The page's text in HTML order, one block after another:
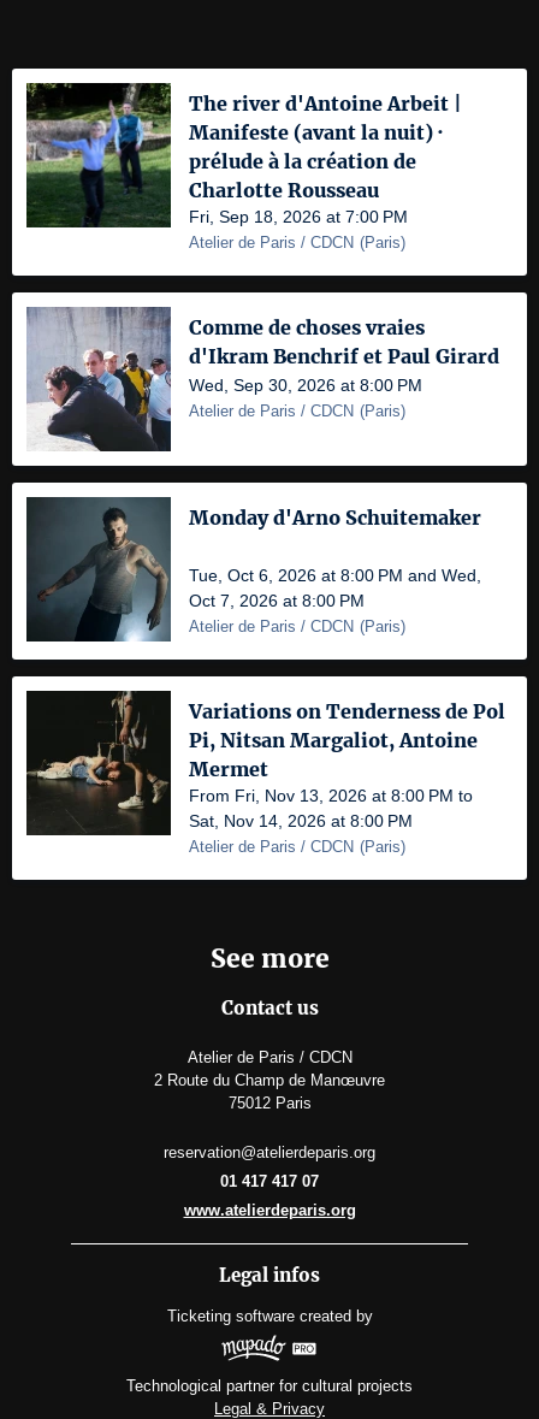
The river d'Antoine Arbeit |
Manifeste (avant la nuit) ·
prélude à la création de
Charlotte Rousseau
Fri, Sep 18, 2026 at 7:00 PM
Atelier de Paris / CDCN (Paris)
Comme de choses vraies
d'Ikram Benchrif et Paul Girard
Wed, Sep 30, 2026 at 8:00 PM
Atelier de Paris / CDCN (Paris)
Monday d'Arno Schuitemaker
Tue, Oct 6, 2026 at 8:00 PM and Wed,
Oct 7, 2026 at 8:00 PM
Atelier de Paris / CDCN (Paris)
Variations on Tenderness de Pol
Pi, Nitsan Margaliot, Antoine
Mermet
From Fri, Nov 13, 2026 at 8:00 PM to
Sat, Nov 14, 2026 at 8:00 PM
Atelier de Paris / CDCN (Paris)
See more
Contact us
Atelier de Paris / CDCN
2 Route du Champ de Manœuvre
75012 Paris
reservation@atelierdeparis.org
01 417 417 07
www.atelierdeparis.org
Legal infos
Ticketing software created by
Technological partner for cultural projects
Legal & Privacy